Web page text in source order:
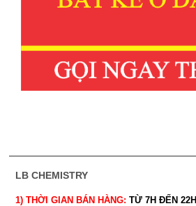
LB CHEMISTRY
1) THỜI GIAN BÁN HÀNG: TỪ 7H ĐẾN 22H